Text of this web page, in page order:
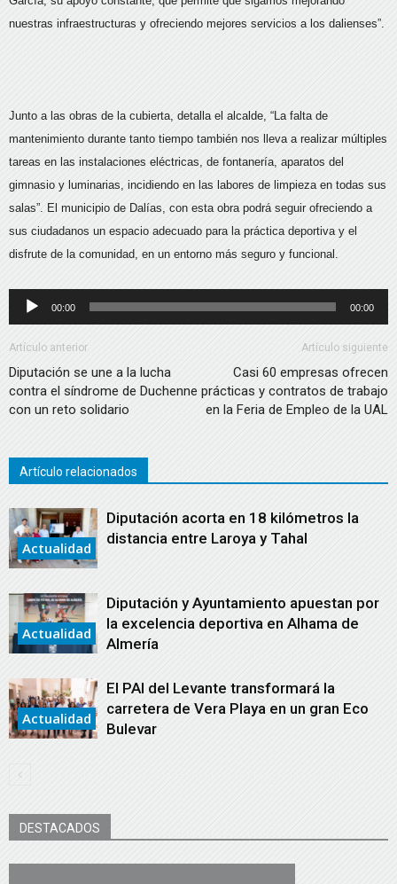
nuestras infraestructuras y ofreciendo mejores servicios a los dalienses”.
Junto a las obras de la cubierta, detalla el alcalde, “La falta de
mantenimiento durante tanto tiempo también nos lleva a realizar múltiples
tareas en las instalaciones eléctricas, de fontanería, aparatos del
gimnasio y luminarias, incidiendo en las labores de limpieza en todas sus
salas”. El municipio de Dalías, con esta obra podrá seguir ofreciendo a
sus ciudadanos un espacio adecuado para la práctica deportiva y el
disfrute de la comunidad, en un entorno más seguro y funcional.
Reproductor
de
audio
00:00 00:00
Artículo anterior
Diputación se une a la lucha
contra el síndrome de Duchenne
con un reto solidario
Artículo siguiente
Casi 60 empresas ofrecen
prácticas y contratos de trabajo
en la Feria de Empleo de la UAL
Artículo relacionados
Actualidad
Diputación acorta en 18 kilómetros la
distancia entre Laroya y Tahal
Actualidad
Diputación y Ayuntamiento apuestan por
la excelencia deportiva en Alhama de
Almería
Actualidad
El PAI del Levante transformará la
carretera de Vera Playa en un gran Eco
Bulevar
DESTACADOS